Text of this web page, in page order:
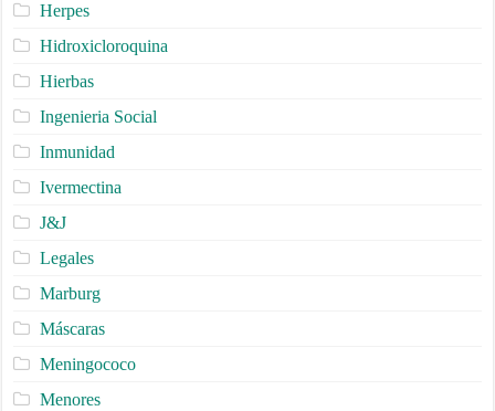
Herpes
Hidroxicloroquina
Hierbas
Ingenieria Social
Inmunidad
Ivermectina
J&J
Legales
Marburg
Máscaras
Meningococo
Menores